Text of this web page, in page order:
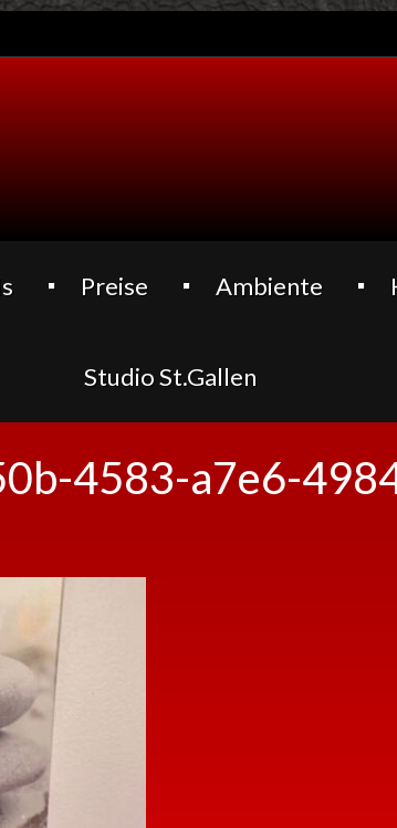
Preise Ambiente
Studio St.Gallen
4583-a7e6-